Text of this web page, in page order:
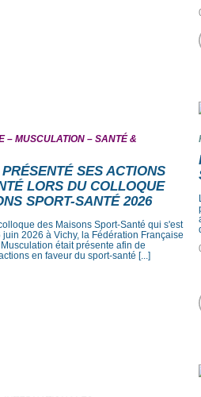
– MUSCULATION – SANTÉ &
SES ACTIONS
LORS DU COLLOQUE
SPORT-SANTÉ 2026
des Maisons Sport-Santé qui s'est
juin 2026 à Vichy, la Fédération Française
était présente afin de
en faveur du sport-santé [...]